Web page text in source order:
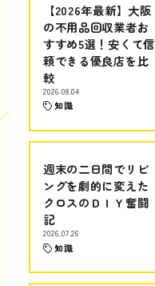
【2026年最新】大阪
の不用品回収業者お
すすめ5選！安くて信
頼できる優良店を比
較
2026.08.04
知識
週末の二日間でリビ
ングを劇的に変えた
クロスのＤＩＹ奮闘
記
2026.07.26
知識